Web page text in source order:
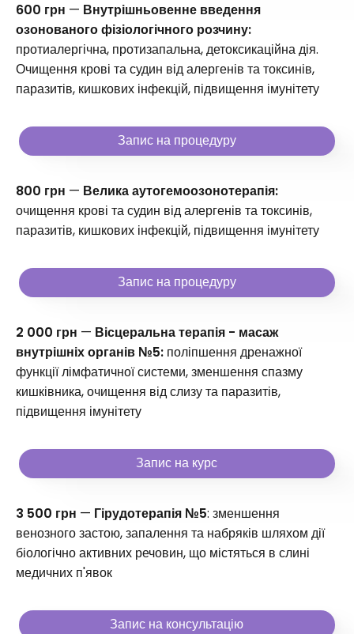
600 грн — Внутрішньовенне введення
озонованого фізіологічного розчину:
протиалергічна, протизапальна, детоксикаційна дія.
Очищення крові та судин від алергенів та токсинів,
паразитів, кишкових інфекцій, підвищення імунітету
Запис на процедуру
800 грн — Велика аутогемоозонотерапія:
очищення крові та судин від алергенів та токсинів,
паразитів, кишкових інфекцій, підвищення імунітету
Запис на процедуру
2 000 грн — Вісцеральна терапія - масаж
внутрішніх органів №5: поліпшення дренажної
функції лімфатичної системи, зменшення спазму
кишківника, очищення від слизу та паразитів,
підвищення імунітету
Запис на курс
3 500 грн — Гірудотерапія №5: зменшення
венозного застою, запалення та набряків шляхом дії
біологічно активних речовин, що містяться в слині
медичних п'явок
Запис на консультацію